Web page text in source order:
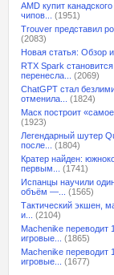
AMD купит
чипов...
(1951)
Trouver представил
(2083)
Новая статья: Обзор и
RTX Spark
перенесла...
(2069)
ChatGPT стал
отменила...
(1824)
Маск построит «самое
(1923)
Легендарный шутер
после...
(1804)
Кратер найден:
первым...
(1741)
Испанцы научили
объём —...
(1565)
Тактический экшен,
и...
(2104)
Machenike
игровые...
(1865)
Machenike
игровые...
(1677)